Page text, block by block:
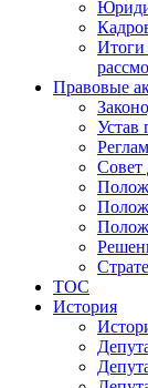
Итоги
Правовые
Устав
ТОС
История